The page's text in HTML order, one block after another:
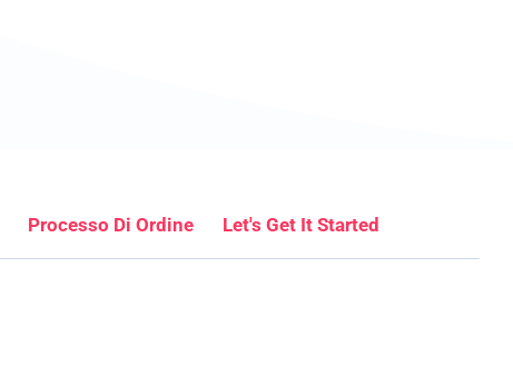
Processo Di Ordine Let's Get It Started